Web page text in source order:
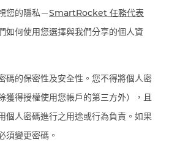
您的隱私－SmartRocket 任務代表
如何使用您選擇與我們分享的個人資
碼的保密性及安全性。您不得將個人密
獲得授權使用您帳戶的第三方外），且
個人密碼進行之用途或行為負責。如果
須變更密碼。